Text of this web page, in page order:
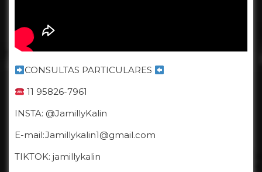
CONSULTAS PARTICULARES
11 95826-7961
INSTA: ‎⁨@JamillyKalin⁩
E-mail:Jamillykalin1@gmail.com
TIKTOK: jamillykalin